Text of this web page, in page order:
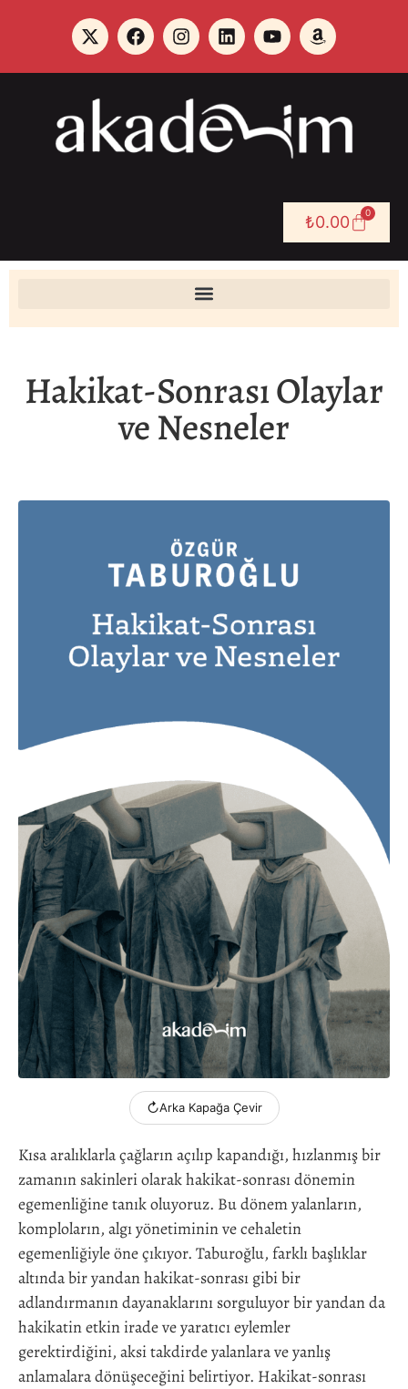
₺0.00 0
Hakikat-Sonrası Olaylar
ve Nesneler
↻Arka Kapağa Çevir
Kısa aralıklarla çağların açılıp kapandığı, hızlanmış bir
zamanın sakinleri olarak hakikat-sonrası dönemin
egemenliğine tanık oluyoruz. Bu dönem yalanların,
komploların, algı yönetiminin ve cehaletin
egemenliğiyle öne çıkıyor. Taburoğlu, farklı başlıklar
altında bir yandan hakikat-sonrası gibi bir
adlandırmanın dayanaklarını sorguluyor bir yandan da
hakikatin etkin irade ve yaratıcı eylemler
gerektirdiğini, aksi takdirde yalanlara ve yanlış
anlamalara dönüşeceğini belirtiyor. Hakikat-sonrası